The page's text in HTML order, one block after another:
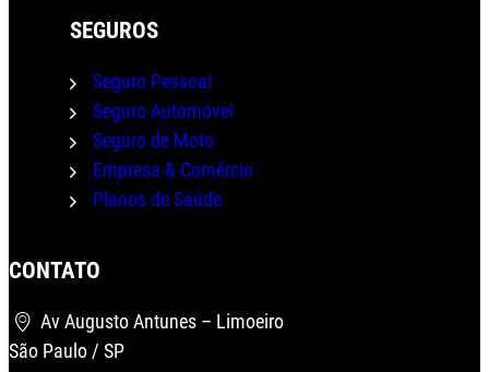
SEGUROS
Seguro Pessoal
Seguro Automóvel
Seguro de Moto
Empresa & Comércio
Planos de Saúde
CONTATO
Av Augusto Antunes – Limoeiro
São Paulo / SP